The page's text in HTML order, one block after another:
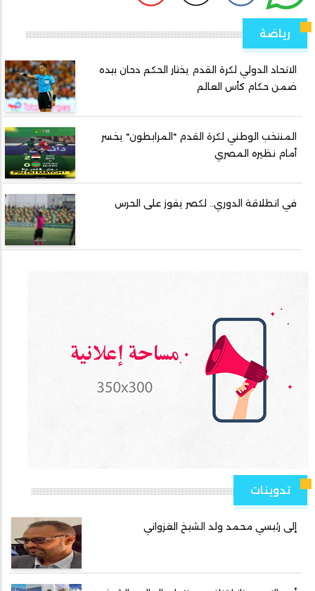
رياضة
الاتحاد الدولي لكرة القدم يختار الحكم دحان بيده
ضمن حكام كأس العالم
المنتخب الوطني لكرة القدم "المرابطون" يخسر
أمام نظيره المصري
في انطلاقة الدوري.. لكصر يفوز على الحرس
تدوينات
إلى رئيسي محمد ولد الشيخ الغزواني